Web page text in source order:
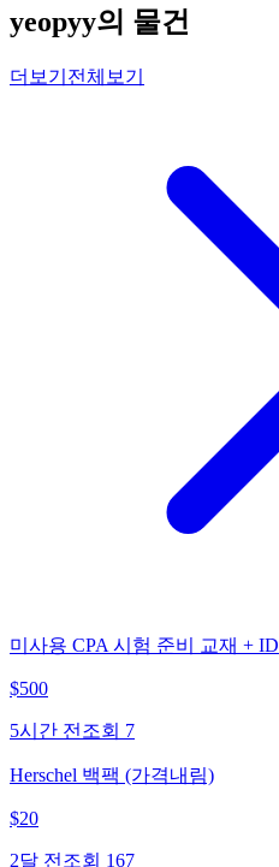
yeopyy의 물건
더보기 전체보기
미사용 CPA 시험 준비 교재 + ID
$500
5시간 전 조회 7
Herschel 백팩 (가격내림)
$20
2달 전 조회 167